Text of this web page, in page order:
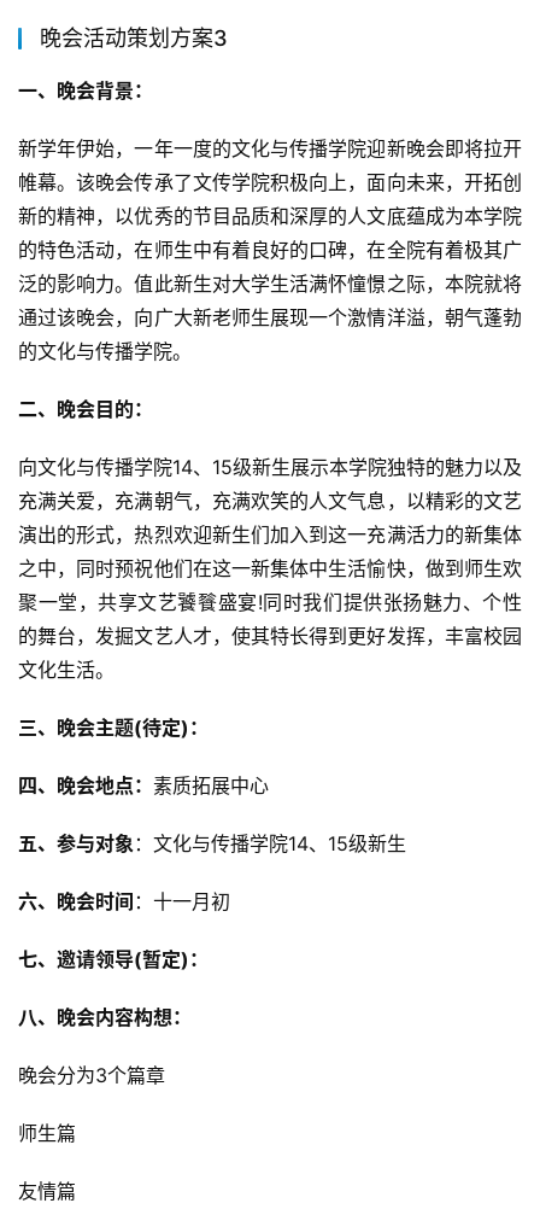
晚会活动策划方案3
一、晚会背景：
新学年伊始，一年一度的文化与传播学院迎新晚会即将拉开
帷幕。该晚会传承了文传学院积极向上，面向未来，开拓创
新的精神，以优秀的节目品质和深厚的人文底蕴成为本学院
的特色活动，在师生中有着良好的口碑，在全院有着极其广
泛的影响力。值此新生对大学生活满怀憧憬之际，本院就将
通过该晚会，向广大新老师生展现一个激情洋溢，朝气蓬勃
的文化与传播学院。
二、晚会目的：
向文化与传播学院14、15级新生展示本学院独特的魅力以及
充满关爱，充满朝气，充满欢笑的人文气息，以精彩的文艺
演出的形式，热烈欢迎新生们加入到这一充满活力的新集体
之中，同时预祝他们在这一新集体中生活愉快，做到师生欢
聚一堂，共享文艺饕餮盛宴!同时我们提供张扬魅力、个性
的舞台，发掘文艺人才，使其特长得到更好发挥，丰富校园
文化生活。
三、晚会主题(待定)：
四、晚会地点： 素质拓展中心
五、参与对象：文化与传播学院14、15级新生
六、晚会时间 ：十一月初
七、邀请领导(暂定)：
八、晚会内容构想：
晚会分为3个篇章
师生篇
友情篇